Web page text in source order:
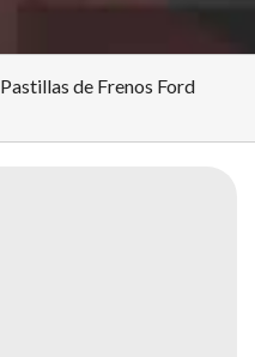
Pastillas de Frenos Ford